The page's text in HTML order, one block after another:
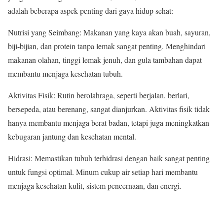
adalah beberapa aspek penting dari gaya hidup sehat:
Nutrisi yang Seimbang: Makanan yang kaya akan buah, sayuran,
biji-bijian, dan protein tanpa lemak sangat penting. Menghindari
makanan olahan, tinggi lemak jenuh, dan gula tambahan dapat
membantu menjaga kesehatan tubuh.
Aktivitas Fisik: Rutin berolahraga, seperti berjalan, berlari,
bersepeda, atau berenang, sangat dianjurkan. Aktivitas fisik tidak
hanya membantu menjaga berat badan, tetapi juga meningkatkan
kebugaran jantung dan kesehatan mental.
Hidrasi: Memastikan tubuh terhidrasi dengan baik sangat penting
untuk fungsi optimal. Minum cukup air setiap hari membantu
menjaga kesehatan kulit, sistem pencernaan, dan energi.